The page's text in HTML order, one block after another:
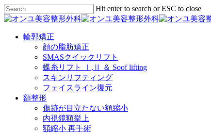
Skip
to
main
content
Hit enter to search or ESC to close
Close
Menu
輪郭矯正
顔の脂肪矯正
SMASクイックリフト
蝶糸リフト Ⅰ,Ⅱ ＆ Soof lifting
スキンリフティング
フェイスライン復元
額整形
傷跡が目立たない額縮小
内視鏡額挙上
額縮小 再手術